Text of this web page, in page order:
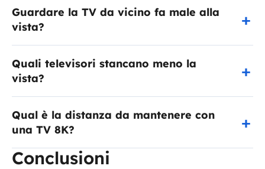
Guardare la TV da vicino fa male alla
vista?
Quali televisori stancano meno la
vista?
Qual è la distanza da mantenere con
una TV 8K?
Conclusioni